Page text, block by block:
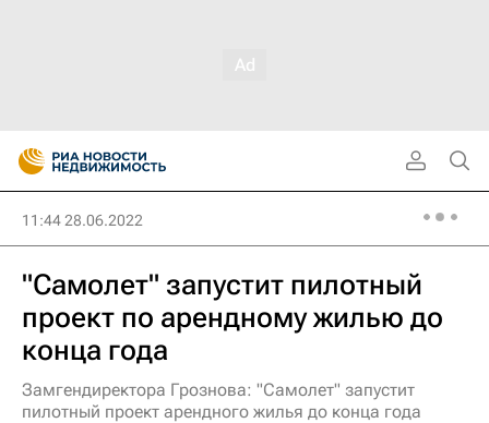
11:44 28.06.2022
"Самолет" запустит пилотный
проект по арендному жилью до
конца года
Замгендиректора Грознова: "Самолет" запустит
пилотный проект арендного жилья до конца года